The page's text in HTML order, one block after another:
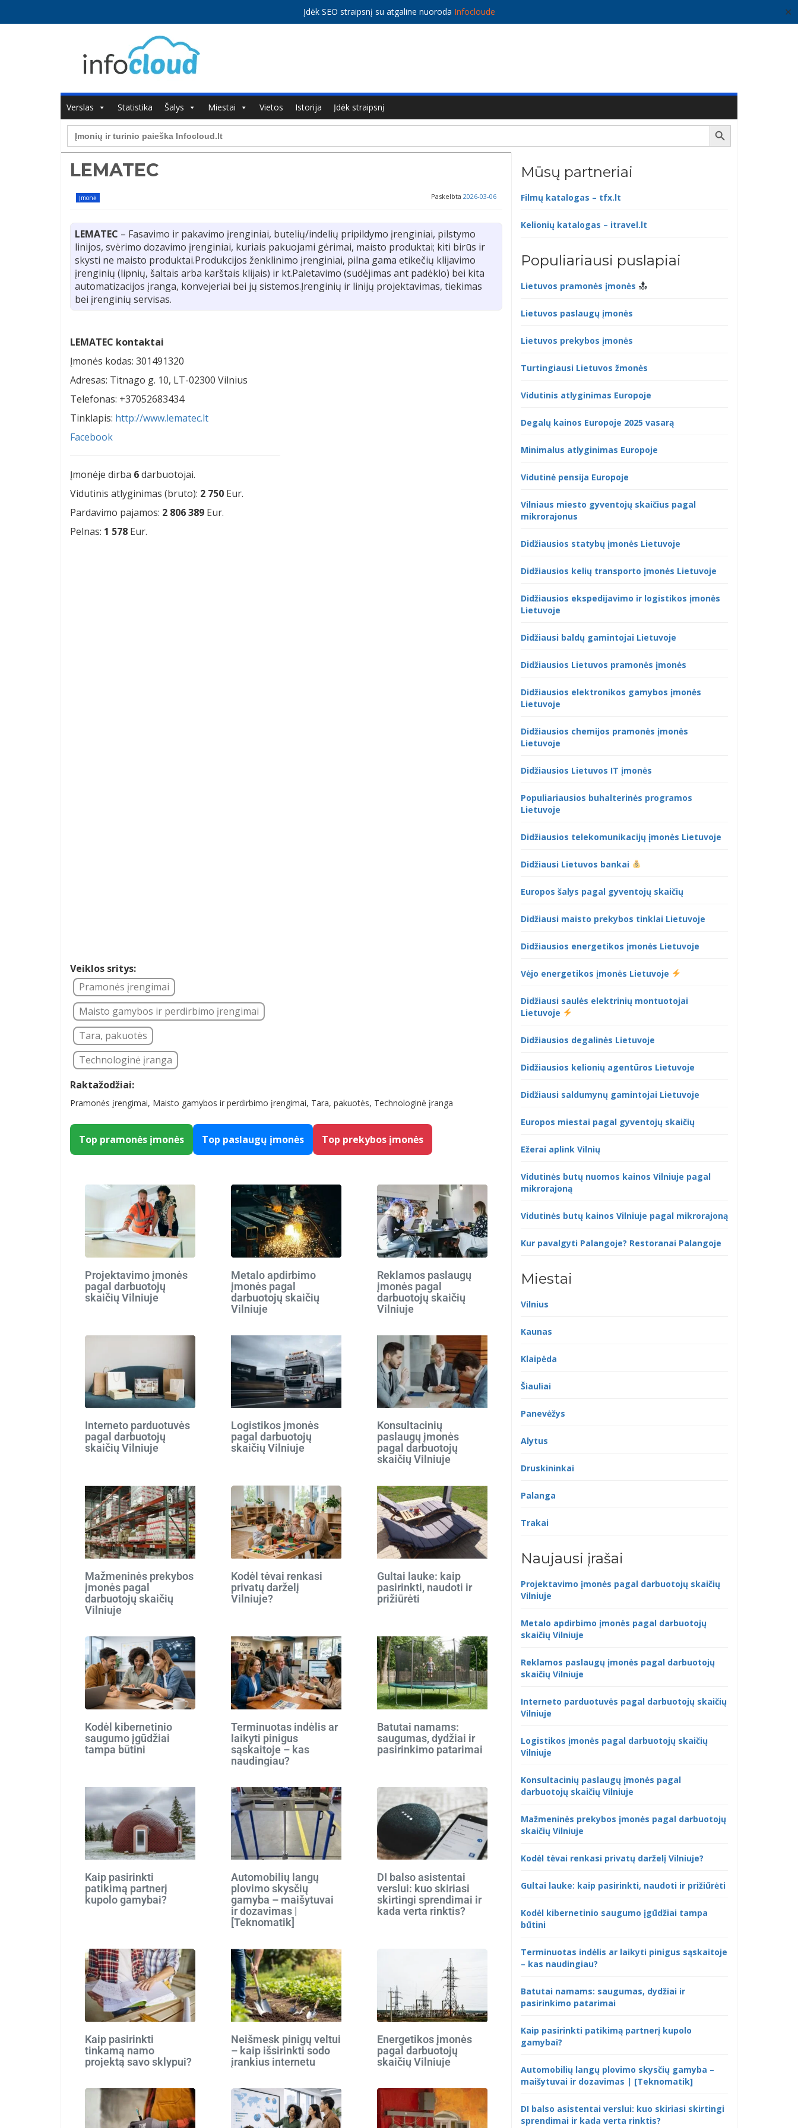
Įdėk SEO straipsnį su atgaline nuoroda Infocloude ✕
Verslas Statistika Šalys Miestai Vietos Istorija
Įdėk straipsnį
Search
for:
Search Button
LEMATEC
Įmonė Paskelbta 2026-03-06
LEMATEC – Fasavimo ir pakavimo įrenginiai, butelių/indelių pripildymo įrenginiai, pilstymo
linijos, svėrimo dozavimo įrenginiai, kuriais pakuojami gėrimai, maisto produktai; kiti birūs ir
skysti ne maisto produktai.Produkcijos ženklinimo įrenginiai, pilna gama etikečių klijavimo
įrenginių (lipnių, šaltais arba karštais klijais) ir kt.Paletavimo (sudėjimas ant padėklo) bei kita
automatizacijos įranga, konvejeriai bei jų sistemos.Įrenginių ir linijų projektavimas, tiekimas
bei įrenginių servisas.
LEMATEC kontaktai
Įmonės kodas: 301491320
Adresas: Titnago g. 10, LT-02300 Vilnius
Telefonas: +37052683434
Tinklapis: http://www.lematec.lt
Facebook
Įmonėje dirba 6darbuotojai.
Vidutinis atlyginimas (bruto): 2 750 Eur.
Pardavimo pajamos: 2 806 389 Eur.
Pelnas: 1 578 Eur.
Veiklos sritys:
Pramonės įrengimai
Maisto gamybos ir perdirbimo įrengimai
Tara, pakuotės
Technologinė įranga
Raktažodžiai:
Pramonės įrengimai, Maisto gamybos ir perdirbimo įrengimai, Tara, pakuotės, Technologinė įranga
Top pramonės įmonės Top paslaugų įmonės Top prekybos įmonės
Projektavimo įmonės
pagal darbuotojų
skaičių Vilniuje
Metalo apdirbimo
įmonės pagal
darbuotojų skaičių
Vilniuje
Reklamos paslaugų
įmonės pagal
darbuotojų skaičių
Vilniuje
Interneto parduotuvės
pagal darbuotojų
skaičių Vilniuje
Logistikos įmonės
pagal darbuotojų
skaičių Vilniuje
Konsultacinių
paslaugų įmonės
pagal darbuotojų
skaičių Vilniuje
Mažmeninės prekybos
įmonės pagal
darbuotojų skaičių
Vilniuje
Kodėl tėvai renkasi
privatų darželį
Vilniuje?
Gultai lauke: kaip
pasirinkti, naudoti ir
prižiūrėti
Kodėl kibernetinio
saugumo įgūdžiai
tampa būtini
Terminuotas indėlis ar
laikyti pinigus
sąskaitoje – kas
naudingiau?
Batutai namams:
saugumas, dydžiai ir
pasirinkimo patarimai
Kaip pasirinkti
patikimą partnerį
kupolo gamybai?
Automobilių langų
plovimo skysčių
gamyba – maišytuvai
ir dozavimas |
[Teknomatik]
DI balso asistentai
verslui: kuo skiriasi
skirtingi sprendimai ir
kada verta rinktis?
Kaip pasirinkti
tinkamą namo
projektą savo sklypui?
Neišmesk pinigų veltui
– kaip išsirinkti sodo
įrankius internetu
Energetikos įmonės
pagal darbuotojų
skaičių Vilniuje
Mūsų partneriai
Filmų katalogas – tfx.lt
Kelionių katalogas – itravel.lt
Populiariausi puslapiai
Lietuvos pramonės įmonės
Lietuvos paslaugų įmonės
Lietuvos prekybos įmonės
Turtingiausi Lietuvos žmonės
Vidutinis atlyginimas Europoje
Degalų kainos Europoje 2025 vasarą
Minimalus atlyginimas Europoje
Vidutinė pensija Europoje
Vilniaus miesto gyventojų skaičius pagal
mikrorajonus
Didžiausios statybų įmonės Lietuvoje
Didžiausios kelių transporto įmonės Lietuvoje
Didžiausios ekspedijavimo ir logistikos įmonės
Lietuvoje
Didžiausi baldų gamintojai Lietuvoje
Didžiausios Lietuvos pramonės įmonės
Didžiausios elektronikos gamybos įmonės
Lietuvoje
Didžiausios chemijos pramonės įmonės
Lietuvoje
Didžiausios Lietuvos IT įmonės
Populiariausios buhalterinės programos
Lietuvoje
Didžiausios telekomunikacijų įmonės Lietuvoje
Didžiausi Lietuvos bankai
Europos šalys pagal gyventojų skaičių
Didžiausi maisto prekybos tinklai Lietuvoje
Didžiausios energetikos įmonės Lietuvoje
Vėjo energetikos įmonės Lietuvoje
Didžiausi saulės elektrinių montuotojai
Lietuvoje
Didžiausios degalinės Lietuvoje
Didžiausios kelionių agentūros Lietuvoje
Didžiausi saldumynų gamintojai Lietuvoje
Europos miestai pagal gyventojų skaičių
Ežerai aplink Vilnių
Vidutinės butų nuomos kainos Vilniuje pagal
mikrorajoną
Vidutinės butų kainos Vilniuje pagal mikrorajoną
Kur pavalgyti Palangoje? Restoranai Palangoje
Miestai
Vilnius
Kaunas
Klaipėda
Šiauliai
Panevėžys
Alytus
Druskininkai
Palanga
Trakai
Naujausi įrašai
Projektavimo įmonės pagal darbuotojų skaičių
Vilniuje
Metalo apdirbimo įmonės pagal darbuotojų
skaičių Vilniuje
Reklamos paslaugų įmonės pagal darbuotojų
skaičių Vilniuje
Interneto parduotuvės pagal darbuotojų skaičių
Vilniuje
Logistikos įmonės pagal darbuotojų skaičių
Vilniuje
Konsultacinių paslaugų įmonės pagal
darbuotojų skaičių Vilniuje
Mažmeninės prekybos įmonės pagal darbuotojų
skaičių Vilniuje
Kodėl tėvai renkasi privatų darželį Vilniuje?
Gultai lauke: kaip pasirinkti, naudoti ir prižiūrėti
Kodėl kibernetinio saugumo įgūdžiai tampa
būtini
Terminuotas indėlis ar laikyti pinigus sąskaitoje
– kas naudingiau?
Batutai namams: saugumas, dydžiai ir
pasirinkimo patarimai
Kaip pasirinkti patikimą partnerį kupolo
gamybai?
Automobilių langų plovimo skysčių gamyba –
maišytuvai ir dozavimas | [Teknomatik]
DI balso asistentai verslui: kuo skiriasi skirtingi
sprendimai ir kada verta rinktis?